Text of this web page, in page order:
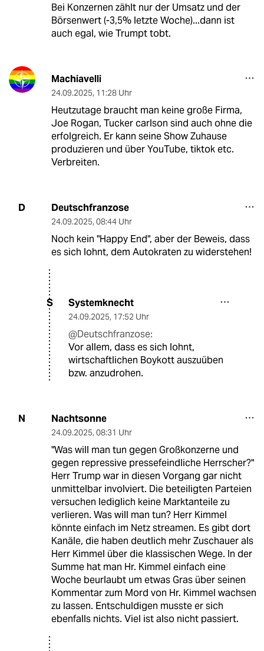
Bei Konzernen zählt nur der Umsatz und der
Börsenwert (-3,5% letzte Woche)...dann ist
auch egal, wie Trumpt tobt.
Machiavelli
24.09.2025, 11:28 Uhr
Heutzutage braucht man keine große Firma,
Joe Rogan, Tucker carlson sind auch ohne die
erfolgreich. Er kann seine Show Zuhause
produzieren und über YouTube, tiktok etc.
Verbreiten.
D Deutschfranzose
24.09.2025, 08:44 Uhr
Noch kein "Happy End", aber der Beweis, dass
es sich lohnt, dem Autokraten zu widerstehen!
S Systemknecht
24.09.2025, 17:52 Uhr
@Deutschfranzose:
Vor allem, dass es sich lohnt,
wirtschaftlichen Boykott auszuüben
bzw. anzudrohen.
N Nachtsonne
24.09.2025, 08:31 Uhr
"Was will man tun gegen Großkonzerne und
gegen repressive pressefeindliche Herrscher?"
Herr Trump war in diesen Vorgang gar nicht
unmittelbar involviert. Die beteiligten Parteien
versuchen lediglich keine Marktanteile zu
verlieren. Was will man tun? Herr Kimmel
könnte einfach im Netz streamen. Es gibt dort
Kanäle, die haben deutlich mehr Zuschauer als
Herr Kimmel über die klassischen Wege. In der
Summe hat man Hr. Kimmel einfach eine
Woche beurlaubt um etwas Gras über seinen
Kommentar zum Mord von Hr. Kimmel wachsen
zu lassen. Entschuldigen musste er sich
ebenfalls nichts. Viel ist also nicht passiert.